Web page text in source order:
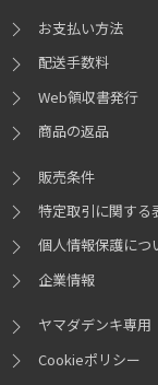
お支払い方法
配送手数料
Web領収書発行
商品の返品
販売条件
特定取引に関する
個人情報保護につ
企業情報
ヤマダデンキ専用
Cookieポリシー